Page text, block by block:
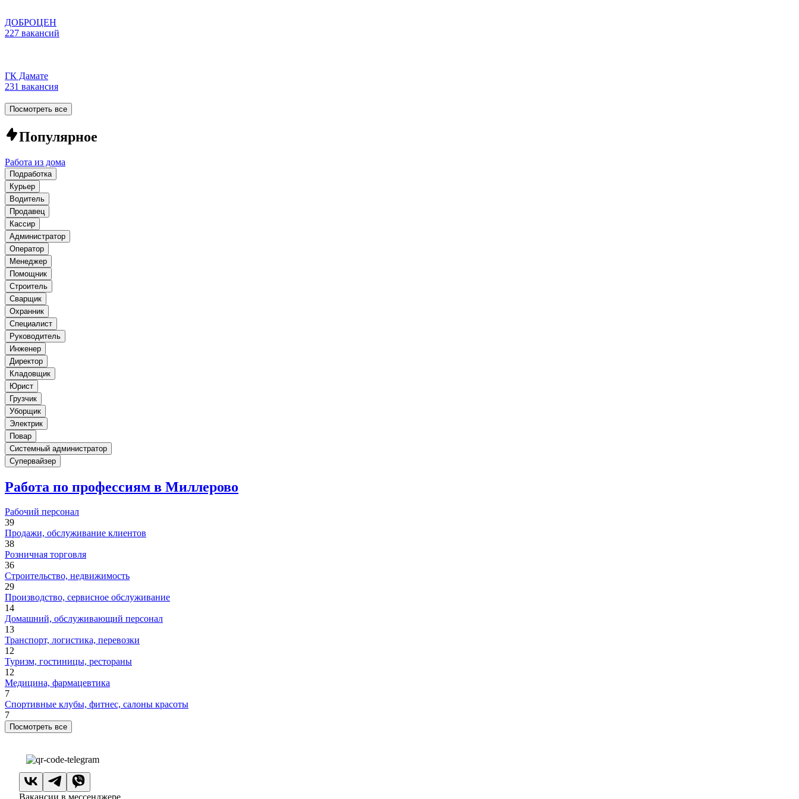
ДОБРОЦЕН
227 вакансий
ГК Дамате
231 вакансия
Посмотреть все
Популярное
Работа из дома
Подработка
Курьер
Водитель
Продавец
Кассир
Администратор
Оператор
Менеджер
Помощник
Строитель
Сварщик
Охранник
Специалист
Руководитель
Инженер
Директор
Кладовщик
Юрист
Грузчик
Уборщик
Электрик
Повар
Системный администратор
Супервайзер
Работа по профессиям в Миллерово
Рабочий персонал
39
Продажи, обслуживание клиентов
38
Розничная торговля
36
Строительство, недвижимость
29
Производство, сервисное обслуживание
14
Домашний, обслуживающий персонал
13
Транспорт, логистика, перевозки
12
Туризм, гостиницы, рестораны
12
Медицина, фармацевтика
7
Спортивные клубы, фитнес, салоны красоты
7
Посмотреть все